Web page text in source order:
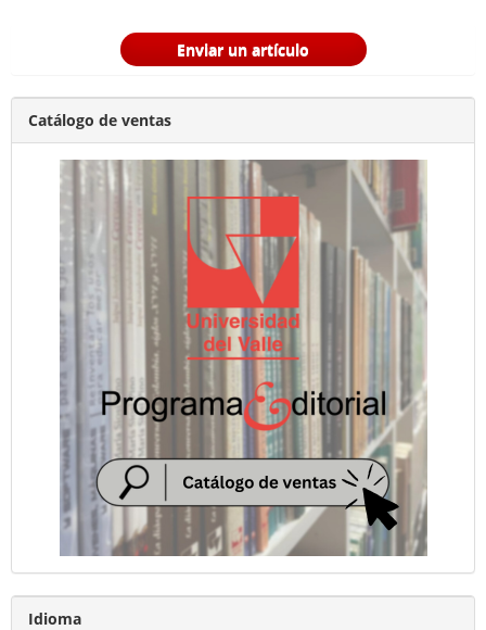
Enviar un artículo
Catálogo de ventas
Idioma